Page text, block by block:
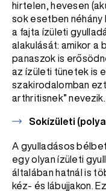
hirtelen, hevesen
sok esetben néhány
a fajta ízületi
alakulását: amikor a
panaszok is
az ízületi tünetek is
szakirodalomban
arthritisnek” nevezik.
Sokízületi
A gyulladásos
egy olyan ízületi
általában hatnál is
kéz- és lábujjakon.